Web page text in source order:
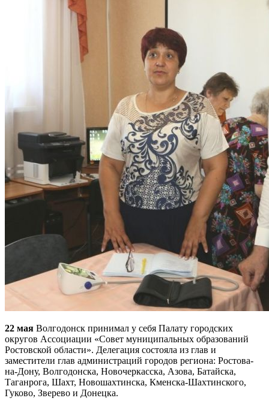
22 мая Волгодонск принимал у себя Палату городских
округов Ассоциации «Совет муниципальных образований
Ростовской области». Делегация состояла из глав и
заместители глав администраций городов региона: Ростова-
на-Дону, Волгодонска, Новочеркасска, Азова, Батайска,
Таганрога, Шахт, Новошахтинска, Кменска-Шахтинского,
Гуково, Зверево и Донецка.